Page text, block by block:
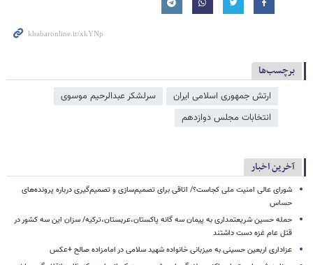
برچسب‌ها
ارتش جمهوری اسلامی ایران
سرلشکر عبدالرحیم موسوی
انتخابات مجلس دوازدهم
آخرین اخبار
شورای عالی امنیت ملی کجاست؟/ اتاقی برای تصمیم‌سازی و تصمیم‌گیری درباره پرونده‌های
حساس
حمله حسین شریعتمداری به پیمان سه گانه پاکستان،عربستان،ترکیه/ سزان این سه کشور در
قتل عام غزه دست داشتند
عزاداری اربعین حسینی به میزبانی خانواده شهید سلامی در امامزاده صالح +عکس